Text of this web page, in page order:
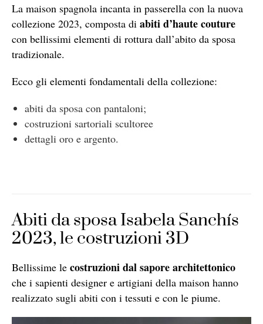
La maison spagnola incanta in passerella con la nuova
collezione 2023, composta di abiti d’haute couture
con bellissimi elementi di rottura dall’abito da sposa
tradizionale.
Ecco gli elementi fondamentali della collezione:
abiti da sposa con pantaloni;
costruzioni sartoriali scultoree
dettagli oro e argento.
Abiti da sposa Isabela Sanchís
2023, le costruzioni 3D
Bellissime le costruzioni dal sapore architettonico
che i sapienti designer e artigiani della maison hanno
realizzato sugli abiti con i tessuti e con le piume.